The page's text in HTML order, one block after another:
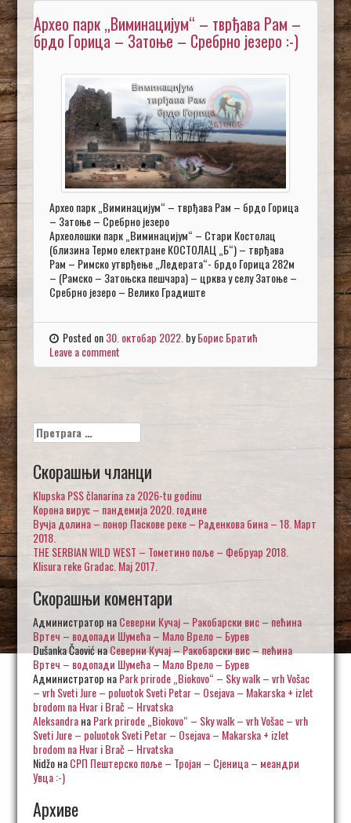
Архео парк „Виминацијум“ – тврђава Рам –
брдо Горица – Затоње – Сребрно језеро :-)
Архео парк „Виминацијум“ – тврђава Рам – брдо Горица
– Затоње – Сребрно језеро
Археолошки парк „Виминацијум“ – Стари Костолац
(близина Термо електране КОСТОЛАЦ „Б“) – тврђава
Рам – Римско утврђење „Ледерата“- брдо Горица 282м
– (Рамско – Затоњскa пешчарa) – црква у селу Затоње –
Сребрно језеро – Велико Градиште
Posted on30. октобар 2022. byБорис Братић
Leave a comment
Претрага
за:
Скорашњи чланци
Klupska PSS članarina za 2026-tu godinu
Корона вирус – пандемија 2020. године
Вучја долина – понор Паскове реке – Раденкова бина – 18. Март
2018.
THE SERBIAN WILD WEST – Тометино поље – Фебруар 2018.
Klisura reke Gradac. Maj 2017.
Скорашњи коментари
Администратор наСеверни Кучај – Ракобарски вис – пећина
Вртеч – водопади Шумећа – Мало Врело – Бурев
Dušanka ČaovićнаСеверни Кучај – Ракобарски вис – пећина
Вртеч – водопади Шумећа – Мало Врело – Бурев
Администратор наPark prirode „Biokovo“ – Sky walk – vrh Vošac
– vrh Sveti Jure – poluotok Sveti Petar – Osejava – Makarska + izlet
brodom na Hvar i Brač – Hrvatska
AleksandraнаPark prirode „Biokovo“ – Sky walk – vrh Vošac – vrh
Sveti Jure – poluotok Sveti Petar – Osejava – Makarska + izlet
brodom na Hvar i Brač – Hrvatska
NidžoнаСРП Пештерско поље – Тројан – Сјеница – меандри
Увца :-)
Архиве